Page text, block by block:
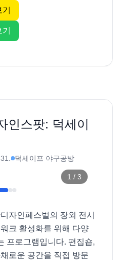
인스팟: 덕세이
덕세이프 야구공방
1 / 3
자인페스벌의 장외 전시
크 활성화를 위해 다양
프로그램입니다. 편집숍,
로운 공간을 직접 방문